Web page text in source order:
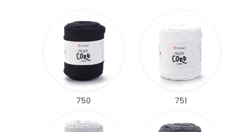
750 751